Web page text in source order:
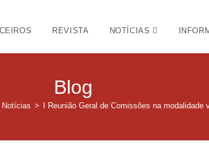
REVISTA NOTÍCIAS
Blog
Notícias > I Reunião Geral de Comissões na modalidade